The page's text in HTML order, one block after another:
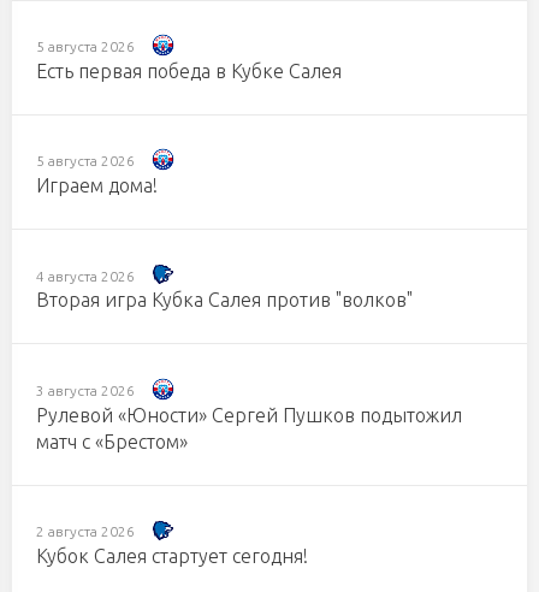
5 августа 2026
Есть первая победа в Кубке Салея
5 августа 2026
Играем дома!
4 августа 2026
Вторая игра Кубка Салея против "волков"
3 августа 2026
Рулевой «Юности» Сергей Пушков подытожил
матч с «Брестом»
2 августа 2026
Кубок Салея стартует сегодня!